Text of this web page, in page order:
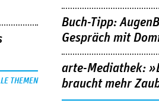
THEMEN
Buch-Tipp:
Gespräch mit
arte-Mediathek:
braucht mehr